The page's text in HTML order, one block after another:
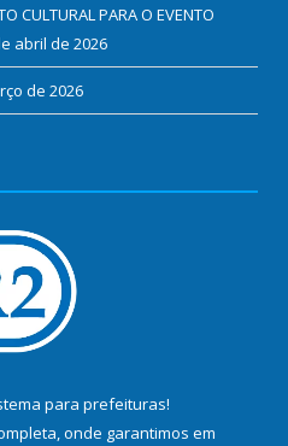
CULTURAL PARA O EVENTO
abril de 2026
de 2026
para prefeituras!
onde garantimos em